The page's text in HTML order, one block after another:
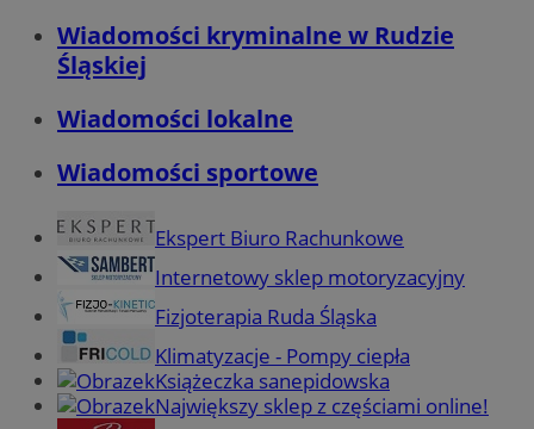
Wiadomości kryminalne w Rudzie
Śląskiej
Wiadomości lokalne
Wiadomości sportowe
Ekspert Biuro Rachunkowe
Internetowy sklep motoryzacyjny
Fizjoterapia Ruda Śląska
Klimatyzacje - Pompy ciepła
Książeczka sanepidowska
Największy sklep z częściami online!